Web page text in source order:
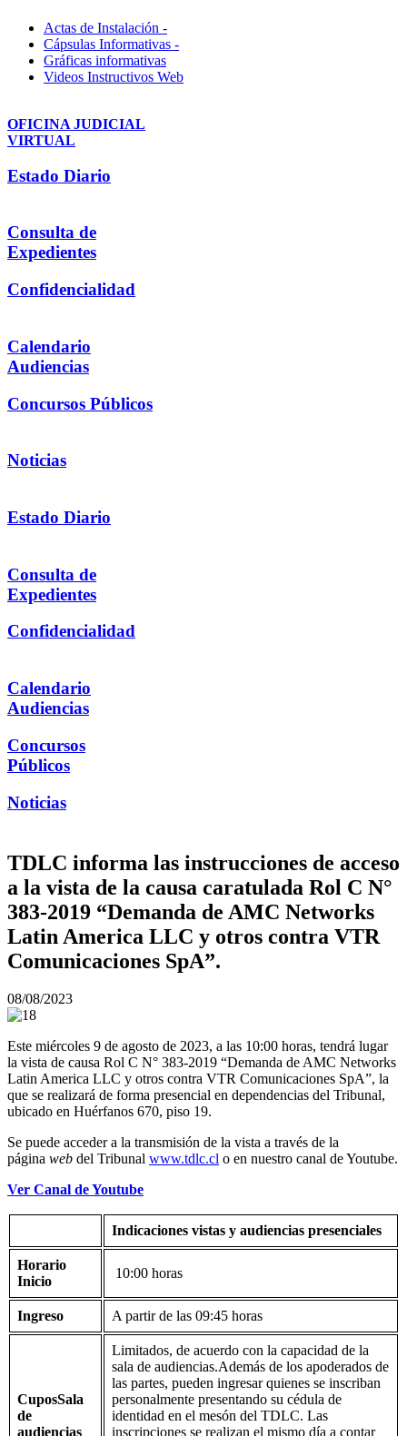
Actas de Instalación -
Cápsulas Informativas -
Gráficas informativas
Videos Instructivos Web
OFICINA JUDICIAL
VIRTUAL
Estado Diario
Consulta de
Expedientes
Confidencialidad
Calendario
Audiencias
Concursos Públicos
Noticias
Estado Diario
Consulta de
Expedientes
Confidencialidad
Calendario
Audiencias
Concursos
Públicos
Noticias
TDLC informa las instrucciones de acceso
a la vista de la causa caratulada Rol C N°
383-2019 “Demanda de AMC Networks
Latin America LLC y otros contra VTR
Comunicaciones SpA”.
08/08/2023
Este miércoles 9 de agosto de 2023, a las 10:00 horas, tendrá lugar
la vista de causa Rol C N° 383-2019 “Demanda de AMC Networks
Latin America LLC y otros contra VTR Comunicaciones SpA”, la
que se realizará de forma presencial en dependencias del Tribunal,
ubicado en Huérfanos 670, piso 19.
Se puede acceder a la transmisión de la vista a través de la
página web del Tribunal www.tdlc.cl o en nuestro canal de Youtube.
Ver Canal de Youtube
Indicaciones vistas y audiencias presenciales
Horario
Inicio
10:00 horas
Ingreso A partir de las 09:45 horas
CuposSala
de
audiencias
Limitados, de acuerdo con la capacidad de la
sala de audiencias.Además de los apoderados de
las partes, pueden ingresar quienes se inscriban
personalmente presentando su cédula de
identidad en el mesón del TDLC. Las
inscripciones se realizan el mismo día a contar